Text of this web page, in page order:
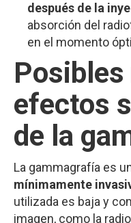
después de la
absorción del
en el momento
efectos
de la
La gammagrafía es
mínimamente
utilizada es baja y
imagen, como la